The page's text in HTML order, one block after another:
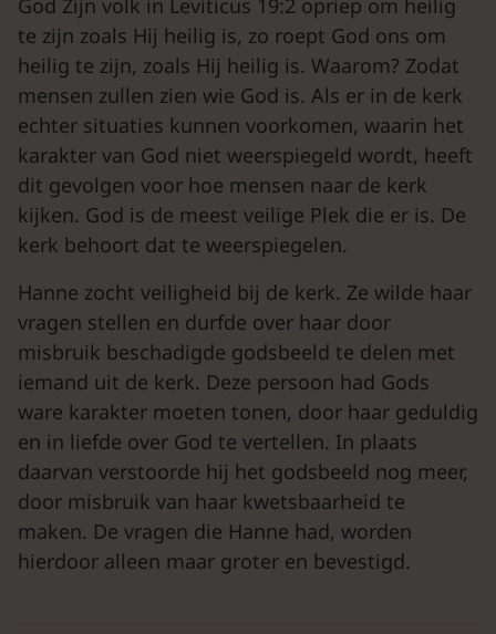
God Zijn volk in Leviticus 19:2 opriep om heilig
te zijn zoals Hij heilig is, zo roept God ons om
heilig te zijn, zoals Hij heilig is. Waarom? Zodat
mensen zullen zien wie God is. Als er in de kerk
echter situaties kunnen voorkomen, waarin het
karakter van God niet weerspiegeld wordt, heeft
dit gevolgen voor hoe mensen naar de kerk
kijken. God is de meest veilige Plek die er is. De
kerk behoort dat te weerspiegelen.
Hanne zocht veiligheid bij de kerk. Ze wilde haar
vragen stellen en durfde over haar door
misbruik beschadigde godsbeeld te delen met
iemand uit de kerk. Deze persoon had Gods
ware karakter moeten tonen, door haar geduldig
en in liefde over God te vertellen. In plaats
daarvan verstoorde hij het godsbeeld nog meer,
door misbruik van haar kwetsbaarheid te
maken. De vragen die Hanne had, worden
hierdoor alleen maar groter en bevestigd.